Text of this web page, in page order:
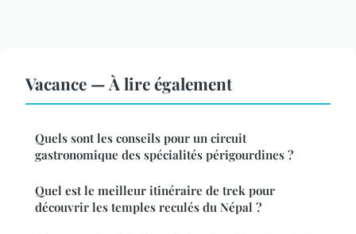
Vacance — À lire également
Quels sont les conseils pour un circuit
gastronomique des spécialités périgourdines ?
Quel est le meilleur itinéraire de trek pour
découvrir les temples reculés du Népal ?